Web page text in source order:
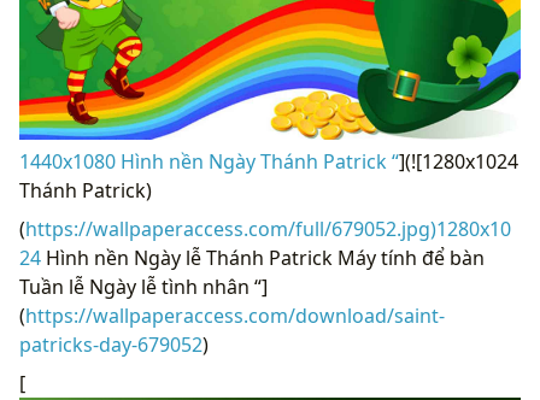
1440x1080 Hình nền Ngày Thánh Patrick “](![1280x1024
Thánh Patrick)
(https://wallpaperaccess.com/full/679052.jpg)1280x10
24 Hình nền Ngày lễ Thánh Patrick Máy tính để bàn
Tuần lễ Ngày lễ tình nhân “]
(https://wallpaperaccess.com/download/saint-
patricks-day-679052)
[